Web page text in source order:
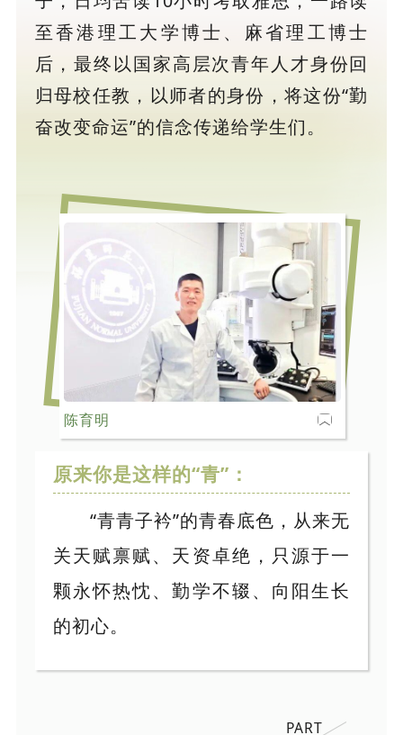
至香港理工大学博士、麻省理工博士
后，最终以国家高层次青年人才身份回
归母校任教，以师者的身份，将这份“勤
奋改变命运”的信念传递给学生们。
陈育明
原来你是这样的“青”：
“青青子衿”的青春底色，从来无
关天赋禀赋、天资卓绝，只源于一
颗永怀热忱、勤学不辍、向阳生长
的初心。
PART